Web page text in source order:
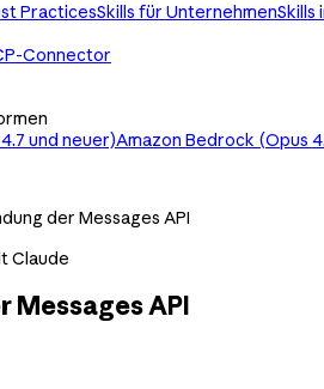
PracticesSkills für UnternehmenSkills
Connector
und neuer)Amazon Bedrock (Opus
der Messages API
Claude
Messages API